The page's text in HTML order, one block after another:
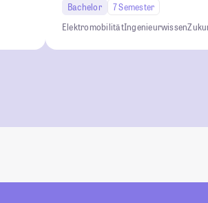
Bachelor
7 Semester
ElektromobilitätIngenieurwissen